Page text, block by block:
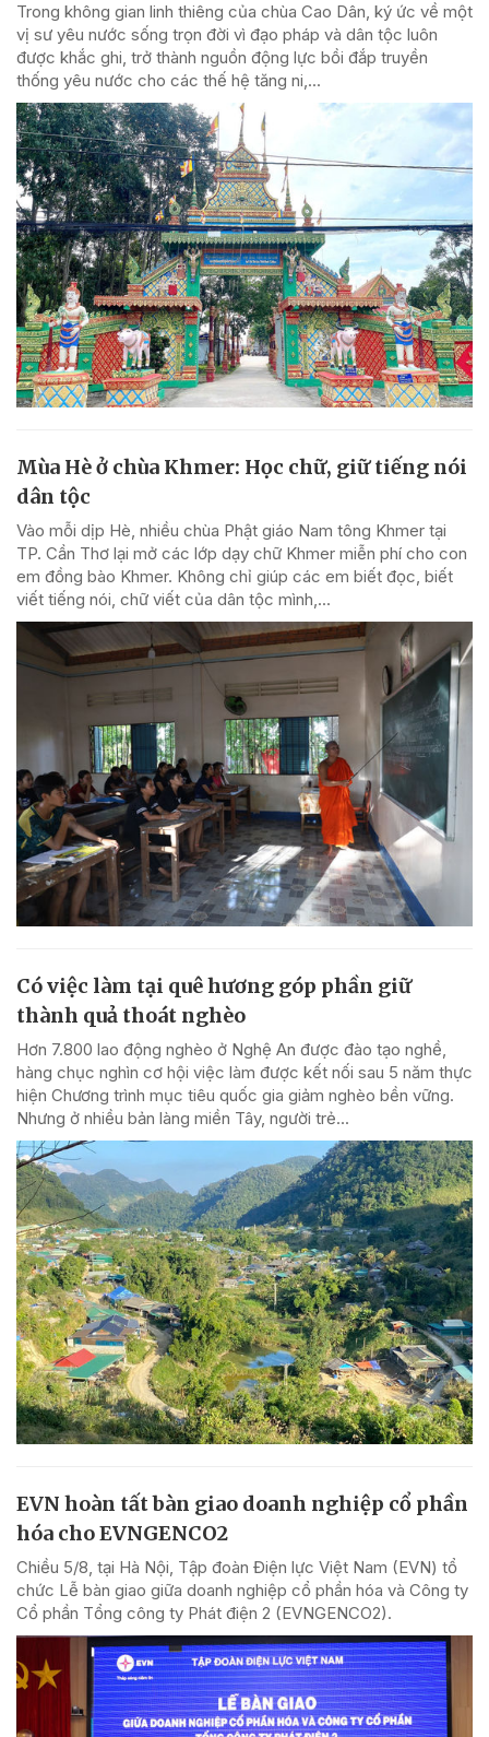
Trong không gian linh thiêng của chùa Cao Dân, ký ức về một
vị sư yêu nước sống trọn đời vì đạo pháp và dân tộc luôn
được khắc ghi, trở thành nguồn động lực bồi đắp truyền
thống yêu nước cho các thế hệ tăng ni,...
Mùa Hè ở chùa Khmer: Học chữ, giữ tiếng nói
dân tộc
Vào mỗi dịp Hè, nhiều chùa Phật giáo Nam tông Khmer tại
TP. Cần Thơ lại mở các lớp dạy chữ Khmer miễn phí cho con
em đồng bào Khmer. Không chỉ giúp các em biết đọc, biết
viết tiếng nói, chữ viết của dân tộc mình,...
Có việc làm tại quê hương góp phần giữ
thành quả thoát nghèo
Hơn 7.800 lao động nghèo ở Nghệ An được đào tạo nghề,
hàng chục nghìn cơ hội việc làm được kết nối sau 5 năm thực
hiện Chương trình mục tiêu quốc gia giảm nghèo bền vững.
Nhưng ở nhiều bản làng miền Tây, người trẻ...
EVN hoàn tất bàn giao doanh nghiệp cổ phần
hóa cho EVNGENCO2
Chiều 5/8, tại Hà Nội, Tập đoàn Điện lực Việt Nam (EVN) tổ
chức Lễ bàn giao giữa doanh nghiệp cổ phần hóa và Công ty
Cổ phần Tổng công ty Phát điện 2 (EVNGENCO2).